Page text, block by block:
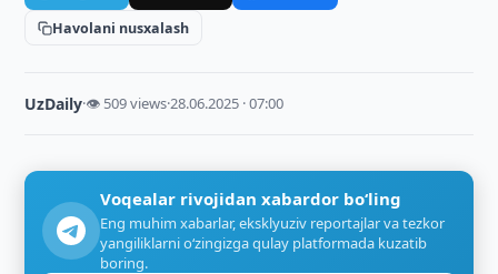
Havolani nusxalash
UzDaily·👁 509 views·28.06.2025 · 07:00
Voqealar rivojidan xabardor bo‘ling
Eng muhim xabarlar, eksklyuziv reportajlar va tezkor
yangiliklarni o‘zingizga qulay platformada kuzatib
boring.